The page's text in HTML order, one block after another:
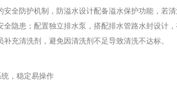
防护机制，防溢水设计配备溢水保护功能，若
全隐患；配置独立排水泵，搭配排水管路水封设计
充清洗剂，避免因清洗剂不足导致清洗不达标。
，稳定易操作